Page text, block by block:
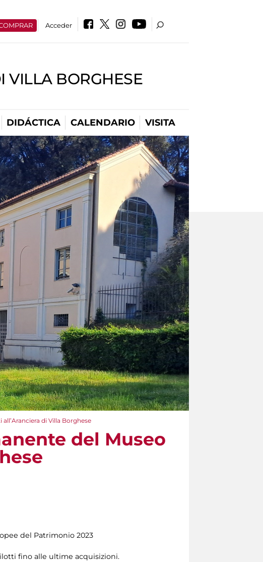
Acceder
VILLA BORGHESE
DIDÁCTICA CALENDARIO VISITA
di Villa Borghese
del Museo
del Patrimonio 2023
fino alle ultime acquisizioni.